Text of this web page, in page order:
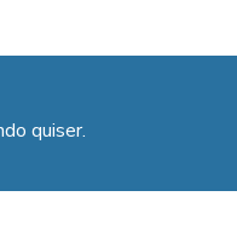
quiser.